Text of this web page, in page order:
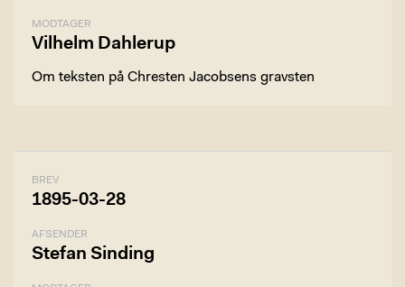
MODTAGER
Vilhelm Dahlerup
Om teksten på Chresten Jacobsens gravsten
BREV
1895-03-28
AFSENDER
Stefan Sinding